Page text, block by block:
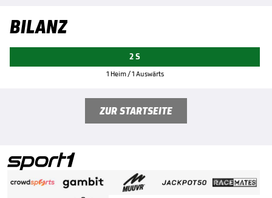
BILANZ
2 S
1 Heim / 1 Auswärts
ZUR STARTSEITE